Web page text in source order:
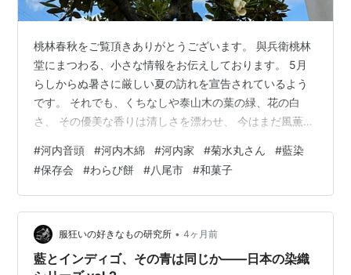
桃林春秋をご覧頂きありがとうございます。 與兵衛桃林
堂にまつわる、小さな情報をお伝えしております。 5月
らしからぬ暑さに厳しい夏の訪れを宣告されているよう
です。 それでも、くちなしや泰山木の葉の緑、花の白
さ、 その優美な香りは清しさを漂わせ、 今はまだ風薫る
與兵衛桃林堂の夏といえばの恒例行事のご案内です。
「第十四回 河内音頭と和菓子の夕べ」を今年も催しして
頂きます。 日時 ７月５日（日） 午後５時開演（４時半
～開場） 出演 御存知！河内家菊水丸さん 和太鼓 三条史
郎さん ギター 幾島学さん 参加ご希望のお客様は、事前
にお申し込みをお願いいた…
#河内音頭 #河内木綿 #河内家 #菊水丸さん #藍染
#保存会 #わらび餅 #八尾市 #和菓子
服狂いの好きなもの研究所 • 4ヶ月前
藍とインディゴ、その青は同じか——日本の染織